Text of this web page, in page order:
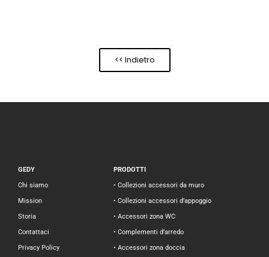
<< Indietro
GEDY
Chi siamo
Mission
Storia
Contattaci
Privacy Policy
PRODOTTI
• Collezioni accessori da muro
• Collezioni accessori d’appoggio
• Accessori zona WC
• Complementi d’arredo
• Accessori zona doccia